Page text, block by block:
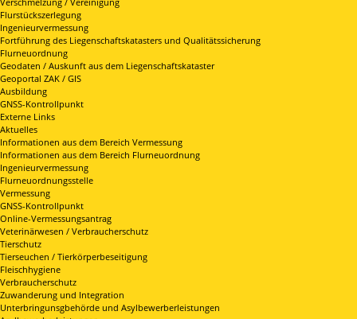
Flurstückszerlegung
Ingenieurvermessung
Fortführung des Liegenschaftskatasters und Qualitätssicherung
Flurneuordnung
Geodaten / Auskunft aus dem Liegenschaftskataster
Geoportal ZAK / GIS
Ausbildung
GNSS-Kontrollpunkt
Externe Links
Aktuelles
Informationen aus dem Bereich Vermessung
Informationen aus dem Bereich Flurneuordnung
Ingenieurvermessung
Flurneuordnungsstelle
Vermessung
GNSS-Kontrollpunkt
Online-Vermessungsantrag
Veterinärwesen / Verbraucherschutz
Tierschutz
Tierseuchen / Tierkörperbeseitigung
Fleischhygiene
Verbraucherschutz
Zuwanderung und Integration
Unterbringunsgbehörde und Asylbewerberleistungen